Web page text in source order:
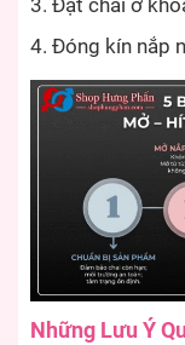
Đặt chai ở
Đóng kín nắp
Những Lưu Ý